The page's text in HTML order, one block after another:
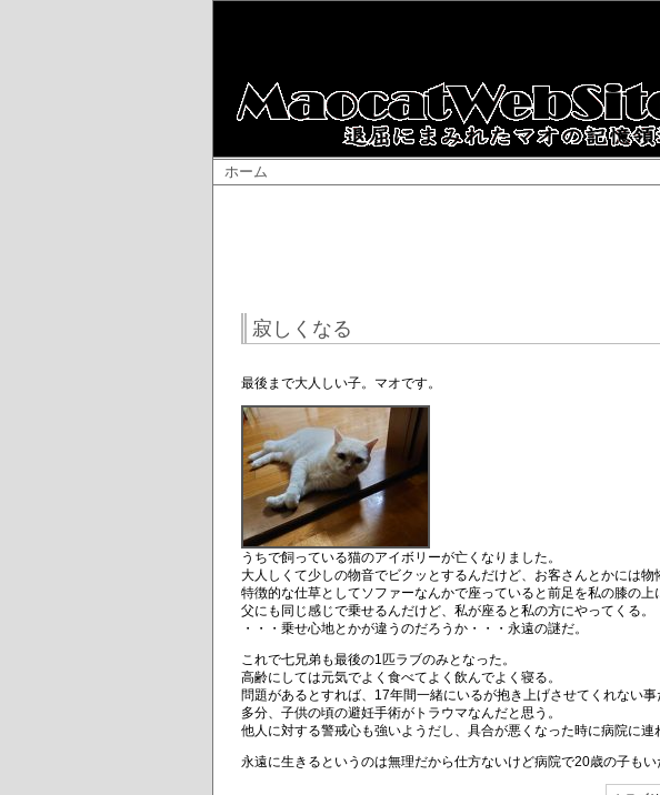
ホーム
寂しくなる
最後まで大人しい子。マオです。
うちで飼っている猫のアイボリーが亡くなりました。
大人しくて少しの物音でビクッとするんだけど、お客さんとかには物
特徴的な仕草としてソファーなんかで座っていると前足を私の膝の上
父にも同じ感じで乗せるんだけど、私が座ると私の方にやってくる。
・・・乗せ心地とかが違うのだろうか・・・永遠の謎だ。
これで七兄弟も最後の1匹ラブのみとなった。
高齢にしては元気でよく食べてよく飲んでよく寝る。
問題があるとすれば、17年間一緒にいるが抱き上げさせてくれない事
多分、子供の頃の避妊手術がトラウマなんだと思う。
他人に対する警戒心も強いようだし、具合が悪くなった時に病院に連
永遠に生きるというのは無理だから仕方ないけど病院で20歳の子もい